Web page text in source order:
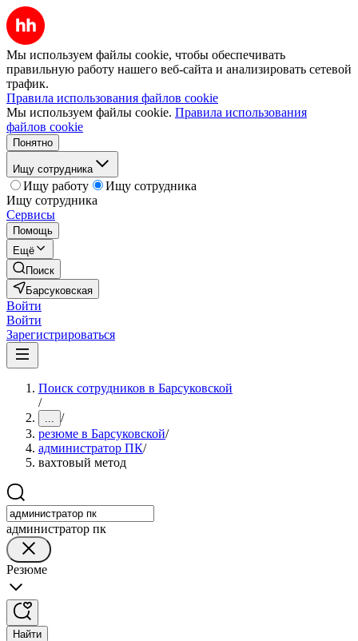
Мы используем файлы cookie, чтобы обеспечивать
правильную работу нашего веб-сайта и анализировать сетевой
трафик.
Правила использования файлов cookie
Мы используем файлы cookie. Правила использования
файлов cookie
Понятно
Ищу сотрудника
Ищу работу
Ищу сотрудника
Ищу сотрудника
Сервисы
Помощь
Ещё
Поиск
Барсуковская
Войти
Войти
Зарегистрироваться
Поиск сотрудников в Барсуковской
/
... /
резюме в Барсуковской/
администратор ПК/
вахтовый метод
администратор пк
Резюме
Найти